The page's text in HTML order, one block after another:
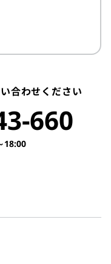
合わせください
660
18:00